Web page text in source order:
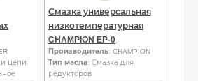
цепи
Смазка универсальная
низкотемпературная
CHAMPION EP-0
Производитель: CHAMPION
Тип масла: Смазка для
редукторов